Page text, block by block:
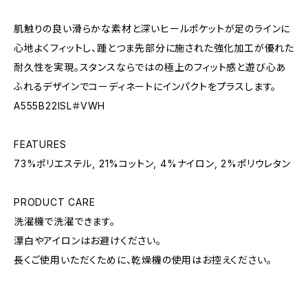
肌触りの良い滑らかな素材と深いヒールポケットが足のラインに
心地よくフィットし、踵とつま先部分に施された強化加工が優れた
耐久性を実現。スタンスならではの極上のフィット感と遊び心あ
ふれるデザインでコーディネートにインパクトをプラスします。
A555B22ISL＃VWH
FEATURES
73%ポリエステル, 21%コットン, 4%ナイロン, 2%ポリウレタン
PRODUCT CARE
洗濯機で洗濯できます。
漂白やアイロンはお避けください。
長くご使用いただくために、乾燥機の使用はお控えください。